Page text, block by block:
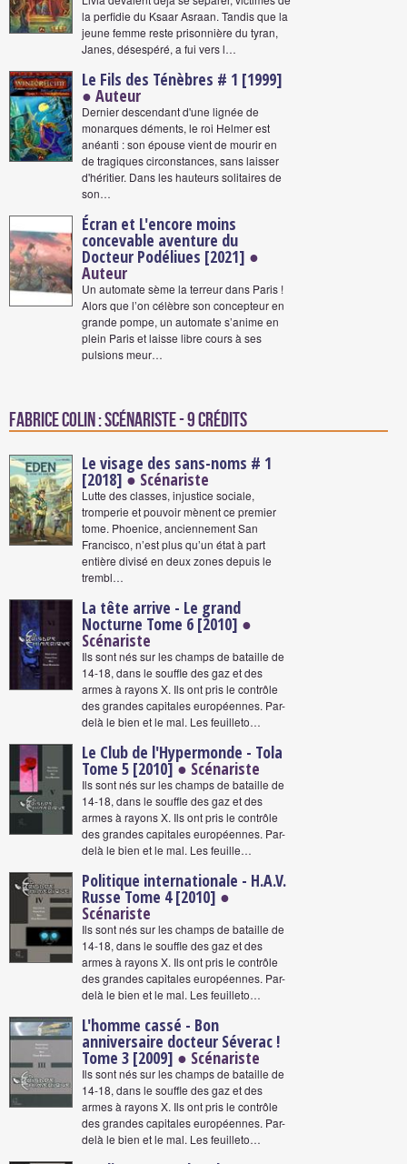
la perfidie du Ksaar Asraan. Tandis que la
jeune femme reste prisonnière du tyran,
Janes, désespéré, a fui vers l…
Le Fils des Ténèbres # 1 [1999]
● Auteur
Dernier descendant d'une lignée de
monarques déments, le roi Helmer est
anéanti : son épouse vient de mourir en
de tragiques circonstances, sans laisser
d'héritier. Dans les hauteurs solitaires de
son…
Écran et L'encore moins
concevable aventure du
Docteur Podéliues [2021] ●
Auteur
Un automate sème la terreur dans Paris !
Alors que l’on célèbre son concepteur en
grande pompe, un automate s’anime en
plein Paris et laisse libre cours à ses
pulsions meur…
Fabrice Colin : Scénariste - 9 crédits
Le visage des sans-noms # 1
[2018] ● Scénariste
Lutte des classes, injustice sociale,
tromperie et pouvoir mènent ce premier
tome. Phoenice, anciennement San
Francisco, n’est plus qu’un état à part
entière divisé en deux zones depuis le
trembl…
La tête arrive - Le grand
Nocturne Tome 6 [2010] ●
Scénariste
Ils sont nés sur les champs de bataille de
14-18, dans le souffle des gaz et des
armes à rayons X. Ils ont pris le contrôle
des grandes capitales européennes. Par-
delà le bien et le mal. Les feuilleto…
Le Club de l'Hypermonde - Tola
Tome 5 [2010]● Scénariste
Ils sont nés sur les champs de bataille de
14-18, dans le souffle des gaz et des
armes à rayons X. Ils ont pris le contrôle
des grandes capitales européennes. Par-
delà le bien et le mal. Les feuille…
Politique internationale - H.A.V.
Russe Tome 4 [2010] ●
Scénariste
Ils sont nés sur les champs de bataille de
14-18, dans le souffle des gaz et des
armes à rayons X. Ils ont pris le contrôle
des grandes capitales européennes. Par-
delà le bien et le mal. Les feuilleto…
L'homme cassé - Bon
anniversaire docteur Séverac !
Tome 3 [2009] ● Scénariste
Ils sont nés sur les champs de bataille de
14-18, dans le souffle des gaz et des
armes à rayons X. Ils ont pris le contrôle
des grandes capitales européennes. Par-
delà le bien et le mal. Les feuilleto…